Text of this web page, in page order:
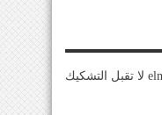
مصداقية elmaestrosport لا تقبل التشكيك